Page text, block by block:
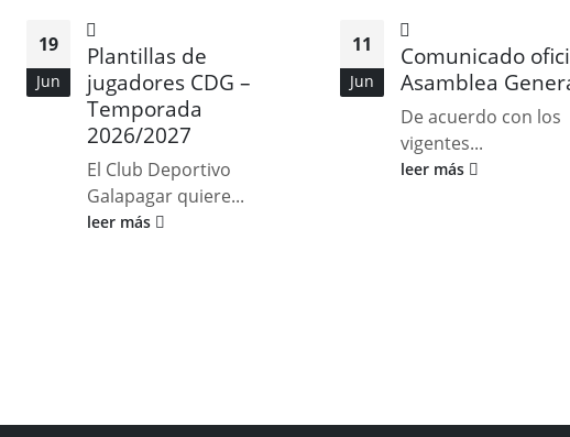
19
Jun
Plantillas de
jugadores CDG –
Temporada
2026/2027
El Club Deportivo
Galapagar quiere...
leer más
11
Jun
Comunicado
Asamblea
De acuerdo con los
vigentes...
leer más